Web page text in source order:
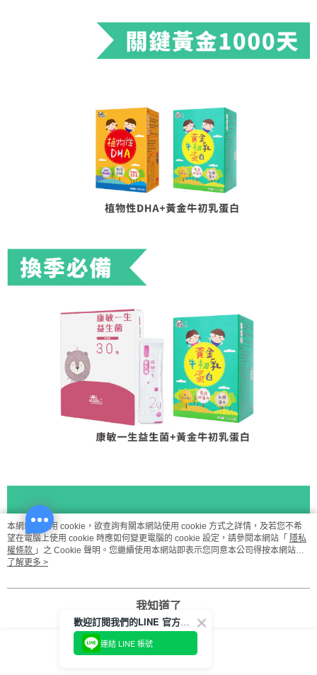
本網站中使用 cookie，欲查詢有關本網站使用 cookie 方式之詳情，及若您不希
望在電腦上使用 cookie 時應如何變更電腦的 cookie 設定，請參閱本網站「 隱私
權條款 」之 Cookie 聲明。您繼續使用本網站即表示您同意本公司得按本網站使
用條款之 Cookie 聲明使用 cookie。
了解更多 >
我知道了
歡迎訂閱我們的LINE 官方帳號
連結 LINE 帳號